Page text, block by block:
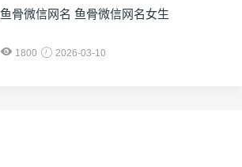
鱼骨微信网名 鱼骨微信网名女生
1800 2026-03-10